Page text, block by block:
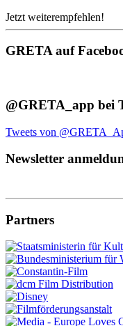
Jetzt weiterempfehlen!
GRETA auf
@GRETA_app bei
Tweets von
Newsletter
Partners